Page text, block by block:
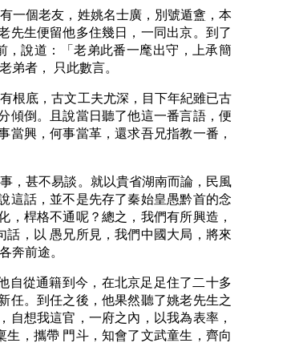
一個老友，姓姚名士廣，別號遁盦，本
先生便留他多住幾日，一同出京。到了
，說道：「老弟此番一麾出守，上承簡
弟者， 只此數言。
根底，古文工夫尤深，目下年紀雖已古
傾倒。且說當日聽了他這一番言語，便
興，何事當革，還求吾兄指教一番，
，甚不易談。就以貴省湖南而論，民風
這話，並不是先存了秦始皇愚黔首的念
桿格不通呢？總之，我們有所興造，
，以 愚兄所見，我們中國大局，將來
奔前途。
自從通籍到今，在北京足足住了二十多
任。到任之後，他果然聽了姚老先生之
想我這官，一府之內，以我為表率，
，攜帶 門斗，知會了文武童生，齊向